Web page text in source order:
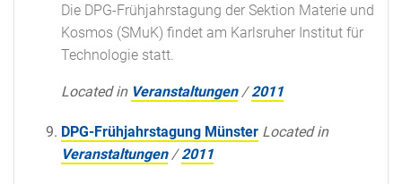
Die DPG-Frühjahrstagung der Sektion Materie und
Kosmos (SMuK) findet am Karlsruher Institut für
Technologie statt.
Located in Veranstaltungen /2011
DPG-Frühjahrstagung Münster Located in
Veranstaltungen /2011